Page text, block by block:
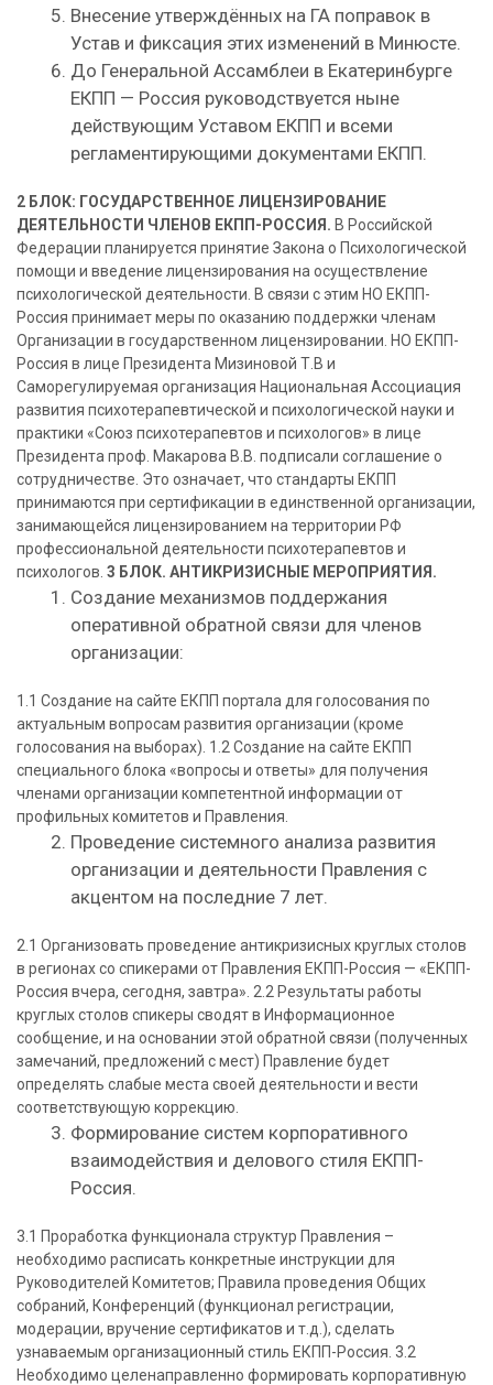
Внесение утверждённых на ГА поправок в
Устав и фиксация этих изменений в Минюсте.
До Генеральной Ассамблеи в Екатеринбурге
ЕКПП — Россия руководствуется ныне
действующим Уставом ЕКПП и всеми
регламентирующими документами ЕКПП.
2 БЛОК: ГОСУДАРСТВЕННОЕ ЛИЦЕНЗИРОВАНИЕ
ДЕЯТЕЛЬНОСТИ ЧЛЕНОВ ЕКПП-РОССИЯ. В Российской
Федерации планируется принятие Закона о Психологической
помощи и введение лицензирования на осуществление
психологической деятельности. В связи с этим НО ЕКПП-
Россия принимает меры по оказанию поддержки членам
Организации в государственном лицензировании. НО ЕКПП-
Россия в лице Президента Мизиновой Т.В и
Саморегулируемая организация Национальная Ассоциация
развития психотерапевтической и психологической науки и
практики «Союз психотерапевтов и психологов» в лице
Президента проф. Макарова В.В. подписали соглашение о
сотрудничестве. Это означает, что стандарты ЕКПП
принимаются при сертификации в единственной организации,
занимающейся лицензированием на территории РФ
профессиональной деятельности психотерапевтов и
психологов. 3 БЛОК. АНТИКРИЗИСНЫЕ МЕРОПРИЯТИЯ.
Создание механизмов поддержания
оперативной обратной связи для членов
организации:
1.1 Создание на сайте ЕКПП портала для голосования по
актуальным вопросам развития организации (кроме
голосования на выборах). 1.2 Создание на сайте ЕКПП
специального блока «вопросы и ответы» для получения
членами организации компетентной информации от
профильных комитетов и Правления.
Проведение системного анализа развития
организации и деятельности Правления с
акцентом на последние 7 лет.
2.1 Организовать проведение антикризисных круглых столов
в регионах со спикерами от Правления ЕКПП-Россия — «ЕКПП-
Россия вчера, сегодня, завтра». 2.2 Результаты работы
круглых столов спикеры сводят в Информационное
сообщение, и на основании этой обратной связи (полученных
замечаний, предложений с мест) Правление будет
определять слабые места своей деятельности и вести
соответствующую коррекцию.
Формирование систем корпоративного
взаимодействия и делового стиля ЕКПП-
Россия.
3.1 Проработка функционала структур Правления –
необходимо расписать конкретные инструкции для
Руководителей Комитетов; Правила проведения Общих
собраний, Конференций (функционал регистрации,
модерации, вручение сертификатов и т.д.), сделать
узнаваемым организационный стиль ЕКПП-Россия. 3.2
Необходимо целенаправленно формировать корпоративную